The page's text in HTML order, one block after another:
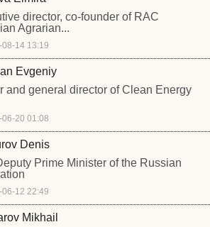
director, co-founder of RAC
Agrarian...
14 13:19
Evgeniy
and general director of Clean Energy
20 01:08
Denis
Prime Minister of the Russian
12 22:49
Mikhail